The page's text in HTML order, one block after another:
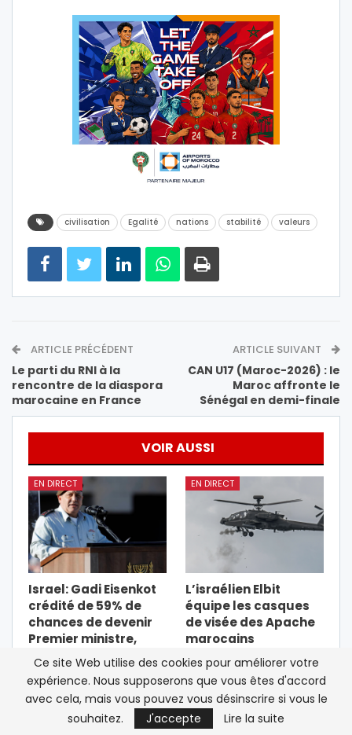
civilisation Egalité nations stabilité valeurs
ARTICLE PRÉCÉDENT
Le parti du RNI à la
rencontre de la diaspora
marocaine en France
ARTICLE SUIVANT
CAN U17 (Maroc-2026) : le
Maroc affronte le
Sénégal en demi-finale
VOIR AUSSI
EN DIRECT
Israel: Gadi Eisenkot
crédité de 59% de
chances de devenir
Premier ministre,
contre…
EN DIRECT
L’israélien Elbit
équipe les casques
de visée des Apache
marocains
EN DIRECT EN DIRECT
Ce site Web utilise des cookies pour améliorer votre
expérience. Nous supposerons que vous êtes d'accord
avec cela, mais vous pouvez vous désinscrire si vous le
souhaitez.
J'accepte Lire la suite